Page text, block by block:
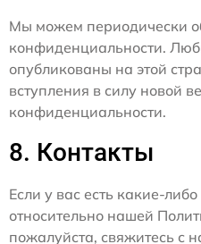
Мы можем периодически
конфиденциальности.
опубликованы на этой
вступления в силу новой
конфиденциальности.
8. Контакты
Если у вас есть какие-
относительно нашей
пожалуйста, свяжитесь с